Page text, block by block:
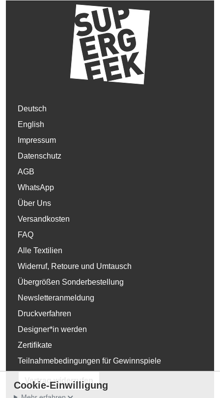
Deutsch
English
Impressum
Datenschutz
AGB
WhatsApp
Über Uns
Versandkosten
FAQ
Alle Textilien
Widerruf, Retoure und Umtausch
Übergrößen Sonderbestellung
Newsletteranmeldung
Druckverfahren
Designer*in werden
Zertifikate
Teilnahmebedingungen für Gewinnspiele
Vertrag widerrufen
Cookie-Einwilligung